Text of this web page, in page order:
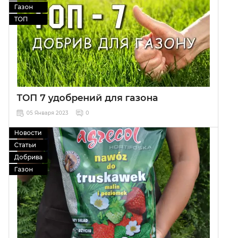
Газон
ТОП
ТОП 7 удобрений для газона
05 Января 2023 0
Новости
Статьи
Добрива
Газон